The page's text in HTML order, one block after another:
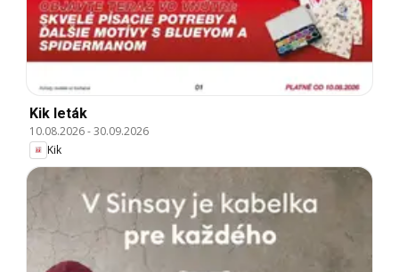
Kik leták
10.08.2026-30.09.2026
Kik